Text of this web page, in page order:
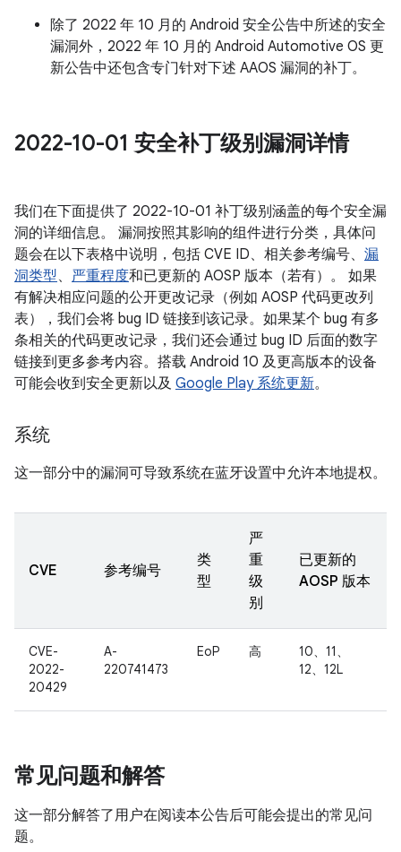
除了 2022 年 10 月的 Android 安全公告中所述的安全
漏洞外，2022 年 10 月的 Android Automotive OS 更
新公告中还包含专门针对下述 AAOS 漏洞的补丁。
2022-10-01 安全补丁级别漏洞详情
我们在下面提供了 2022-10-01 补丁级别涵盖的每个安全漏
洞的详细信息。 漏洞按照其影响的组件进行分类，具体问
题会在以下表格中说明，包括 CVE ID、相关参考编号、 漏
洞类型、 严重程度和已更新的 AOSP 版本（若有）。 如果
有解决相应问题的公开更改记录（例如 AOSP 代码更改列
表），我们会将 bug ID 链接到该记录。如果某个 bug 有多
条相关的代码更改记录，我们还会通过 bug ID 后面的数字
链接到更多参考内容。搭载 Android 10 及更高版本的设备
可能会收到安全更新以及 Google Play 系统更新。
系统
这一部分中的漏洞可导致系统在蓝牙设置中允许本地提权。
CVE 参考编号
类
型
严
重
级
别
已更新的
AOSP 版本
CVE-
2022-
20429
A-
220741473
EoP 高
10、11、
12、12L
常见问题和解答
这一部分解答了用户在阅读本公告后可能会提出的常见问
题。